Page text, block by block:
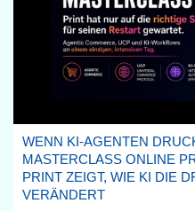
WENN KI-AGENTEN
MASTERCLASS ONLINE
PRINT ZEIGT, WIE KI DIE
VERÄNDERT